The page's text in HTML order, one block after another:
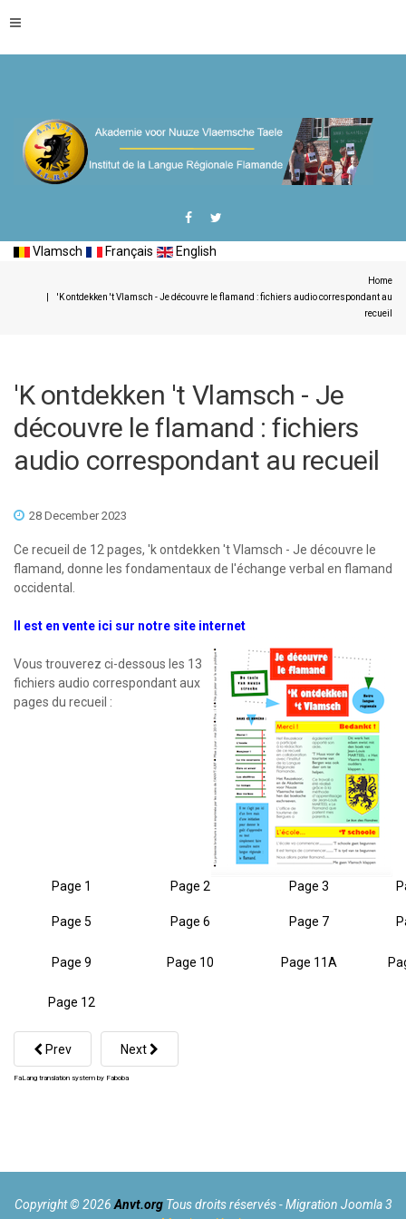
Vlamsch Français English
Home
'K ontdekken 't Vlamsch - Je découvre le flamand : fichiers audio correspondant au
recueil
'K ontdekken 't Vlamsch - Je
découvre le flamand : fichiers
audio correspondant au recueil
28 December 2023
Ce recueil de 12 pages, 'k ontdekken 't Vlamsch - Je découvre le
flamand, donne les fondamentaux de l'échange verbal en flamand
occidental.
Il est en vente ici sur notre site internet
Vous trouverez ci-dessous les 13
fichiers audio correspondant aux
pages du recueil :
Page 1 Page 2 Page 3
Page 5 Page 6 Page 7
Page 9 Page 10 Page 11A
Page 12
Prev Next
FaLang translation system by Faboba
Copyright © 2026 Anvt.org Tous droits réservés -Migration Joomla 3